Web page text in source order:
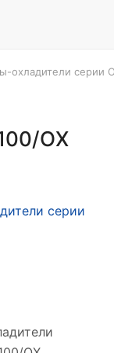
охладители серии
ОХ